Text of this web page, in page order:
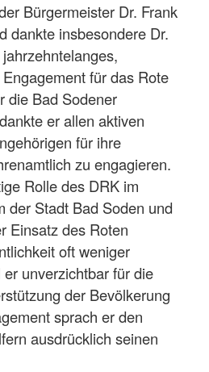
Bürgermeister Dr. Frank
dankte insbesondere Dr.
für das Rote
die Bad Sodener
er allen aktiven
für ihre
zu engagieren.
Rolle des DRK im
der Stadt Bad Soden und
Einsatz des Roten
oft weniger
unverzichtbar für die
der Bevölkerung
sprach er den
ausdrücklich seinen